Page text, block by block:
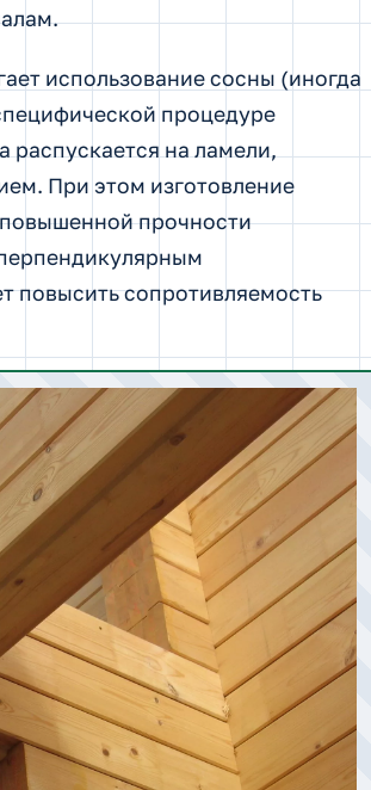
использование сосны (иногда
процедуре
распускается на ламели,
При этом изготовление
прочности
повысить сопротивляемость